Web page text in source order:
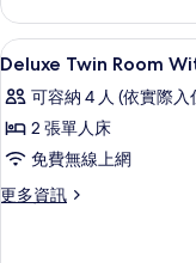
的
所
有
相
片
Room
With
City
的
詳
顯
示
Deluxe
Twin
Room
With
15
Deluxe Twin Room
可容納 4 人 (依實際
2 張單人床
免費無線上網
更多資訊
更